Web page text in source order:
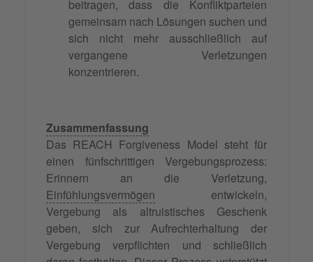
beitragen, dass die Konfliktparteien
gemeinsam nach Lösungen suchen und
sich nicht mehr ausschließlich auf
vergangene Verletzungen
konzentrieren.
Zusammenfassung
Das REACH Forgiveness Model steht für
einen fünfschrittigen Vergebungsprozess:
Erinnern an die Verletzung,
Einfühlungsvermögen entwickeln,
Vergebung als altruistisches Geschenk
geben, sich zur Aufrechterhaltung der
Vergebung verpflichten und schließlich